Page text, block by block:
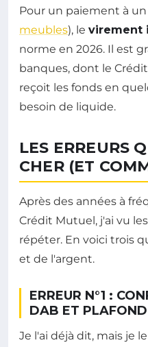
Pour un paiement à
meubles), le virement
norme en 2026. Il est
banques, dont le
reçoit les fonds en
besoin de liquide.
LES ERREURS
CHER (ET
Après des années à
Crédit Mutuel, j'ai vu
répéter. En voici trois
et de l'argent.
ERREUR N°1 :
DAB ET
Je l'ai déjà dit, mais je